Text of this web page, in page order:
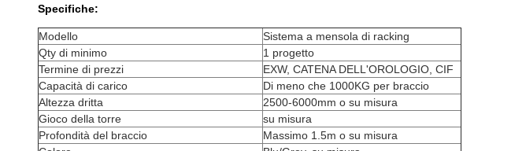
Specifiche:
Modello
Sistema a mensola di racking
Qty di minimo
1 progetto
Termine di prezzi
EXW, CATENA DELL'OROLOGIO, CIF
Capacità di carico
Di meno che 1000KG per braccio
Altezza dritta
2500-6000mm o su misura
Gioco della torre
su misura
Profondità del braccio
Massimo 1.5m o su misura